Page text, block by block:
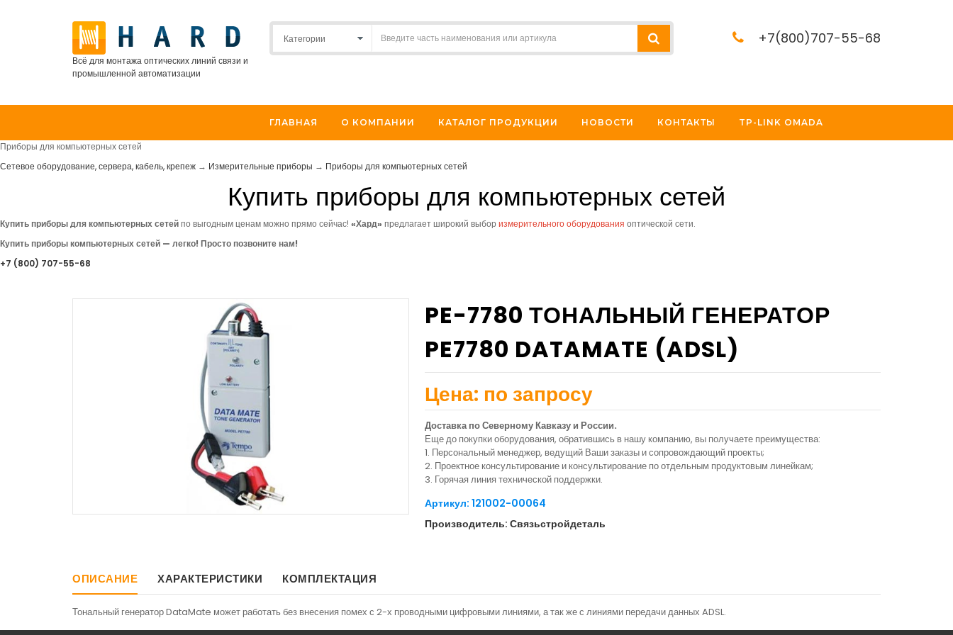
Всё для монтажа оптических линий связи и
промышленной автоматизации
+7(800)707-55-68
ГЛАВНАЯ О КОМПАНИИ КАТАЛОГ ПРОДУКЦИИ НОВОСТИ КОНТАКТЫ TP-LINK OMADA
Приборы для компьютерных сетей
Сетевое оборудование, сервера, кабель, крепеж → Измерительные приборы → Приборы для компьютерных сетей
Купить приборы для компьютерных сетей
Купить приборы для компьютерных сетейпо выгодным ценам можно прямо сейчас! «Хард» предлагаетширокий выбор измерительного оборудования оптической сети.
Купить приборы компьютерных сетей — легко! Просто позвоните нам!
+7 (800) 707-55-68
PE-7780 ТОНАЛЬНЫЙ ГЕНЕРАТОР
PE7780 DATAMATE (ADSL)
Цена: по запросу
Доставка по Северному Кавказу и России.
Еще до покупки оборудования, обратившись в нашу компанию, вы получаете преимущества:
1. Персональный менеджер, ведущий Ваши заказы и сопровождающий проекты;
2. Проектное консультирование и консультирование по отдельным продуктовым линейкам;
3. Горячая линия технической поддержки.
Артикул: 121002-00064
Производитель: Связьстройдеталь
ОПИСАНИЕ ХАРАКТЕРИСТИКИ КОМПЛЕКТАЦИЯ
Тональный генератор DataMate может работать без внесения помех с 2-х проводными цифровыми линиями, а так же с линиями передачи данных ADSL.